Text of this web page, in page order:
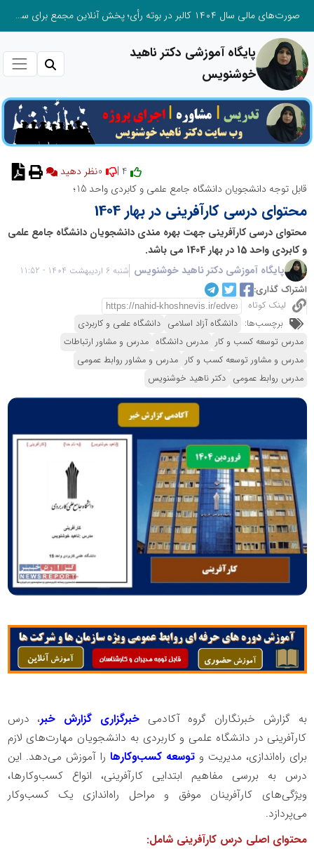
صورت‌های مالی سال ۱۴۰۴ کالبر در بوته رأی؛ پخش آنلاین مجمع برای سهامداران در سراسر کشور
پایگاه آموزشی دکتر ناهید
خوشنویس
نظر دهید
قابل توجه دانشجویان دانشگاه جامع علمی و کابردی واحد 15؛
محتوای درسی کارآفرینی در بهار 1404
محتوای درسی کارآفرینی جهت بهره مندی دانشجویان دانشگاه جامع علمی
و کابردی واحد 15 در بهار 1404 می باشد.
پایگاه آموزشی دکتر ناهید خوشنویس شنبه 6 اردیبهشت 1404 - 11:52
اشتراک گذاری:
لینک کوتاه
برچسب‌ها: دانشگاه آزاد اسلامی دانشگاه علمی و کاربردی
مدرس توسعه کسب و کار مدرس دانشگاه مدرس و مشاور ارتباطات
مدرس و مشاور توسعه کسب و کار مدرس و مشاور روابط عمومی
مدرس روابط عمومی دکتر ناهید خوشنویس
به گزارش خبرنگاران گروه آکادمیخبرگزاری گزارش خبر، درس
کارآفرینی در دانشگاه علمی و کاربردی به دانشجویان مهارت‌های لازم
برای راه‌اندازی، مدیریت و توسعه کسب‌وکارها را آموزش می‌دهد. این
درس به بررسی مفاهیم ابتدایی کارآفرینی، انواع کسب‌وکارها،
ویژگی‌های کارآفرینان موفق و مراحل راه‌اندازی یک کسب‌وکار
می‌پردازد.
محتوای اصلی درس کارآفرینی شامل: